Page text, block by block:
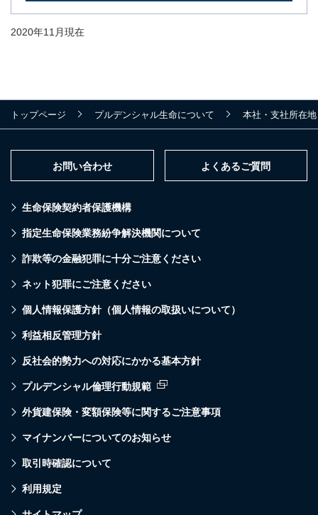
2020年11月現在
トップページ プルデンシャル生命について 本社・支社所在地
生命保険契約者保護機構
指定生命保険業務紛争解決機関について
詐欺等の金融犯罪に十分ご注意ください
ネット犯罪にご注意ください
個人情報保護方針（個人情報の取扱いについて）
利益相反管理方針
反社会的勢力への対応にかかる基本方針
プルデンシャル倫理行動規範
外貨建保険・変額保険等に関するご注意事項
マイナンバーについてのお知らせ
取引時確認について
利用規定
お問い合わせ よくあるご質問